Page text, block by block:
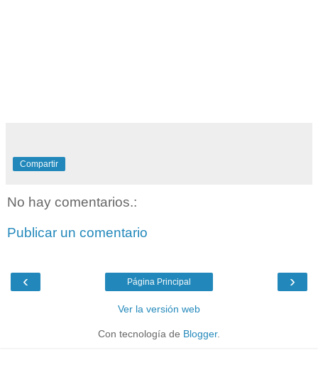
Compartir
No hay comentarios.:
Publicar un comentario
‹ ›
Página Principal
Ver la versión web
Con tecnología de Blogger.